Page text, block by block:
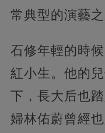
常典型的演藝之
石修年輕的時
紅小生。他的
下，長大后也
婦林佑蔚曾經